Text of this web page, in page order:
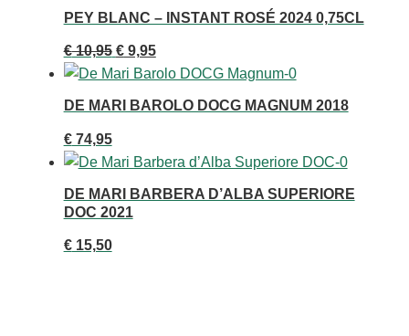
PEY BLANC – INSTANT ROSÉ 2024 0,75CL
€10,95 Oorspronkelijke
prijs
€9,95Huidige
prijs
DE MARI BAROLO DOCG MAGNUM 2018
€74,95
DE MARI BARBERA D’ALBA SUPERIORE
DOC 2021
€15,50